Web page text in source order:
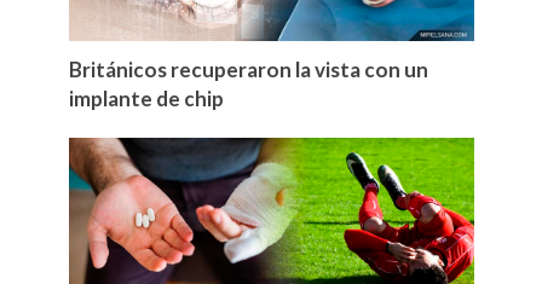
Británicos recuperaron la vista con un
implante de chip